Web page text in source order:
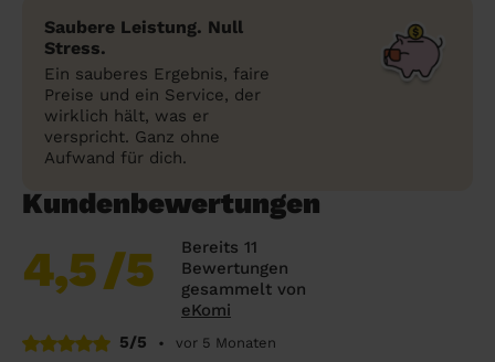
Saubere Leistung. Null
Stress.
Ein sauberes Ergebnis, faire
Preise und ein Service, der
wirklich hält, was er
verspricht. Ganz ohne
Aufwand für dich.
Kundenbewertungen
4,5/5
Bereits 11
Bewertungen
gesammelt von
eKomi
5/5
•
vor 5 Monaten